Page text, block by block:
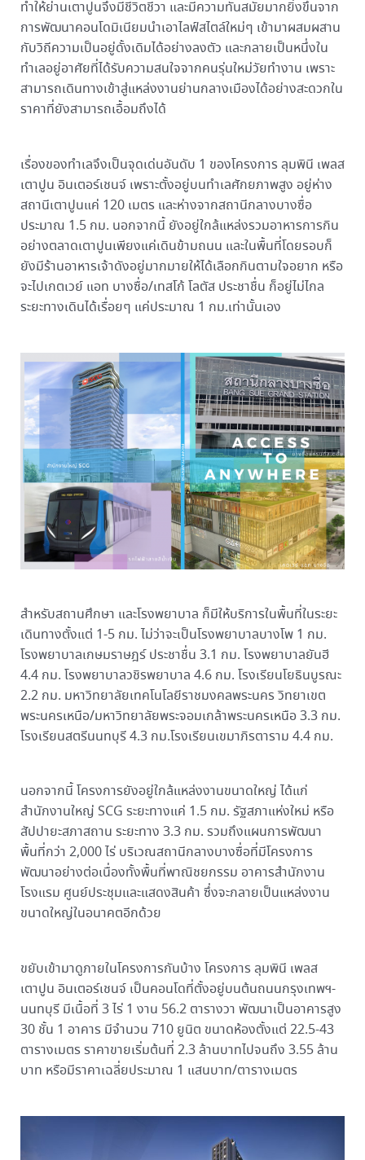
ทำให้ย่านเตาปูนจึงมีชีวิตชีวา และมีความทันสมัยมากยิ่งขึ้นจาก
การพัฒนาคอนโดมิเนียมนำเอาไลฟ์สไตล์ใหม่ๆ เข้ามาผสมผสาน
กับวิถีความเป็นอยู่ดั้งเดิมได้อย่างลงตัว และกลายเป็นหนึ่งใน
ทำเลอยู่อาศัยที่ได้รับความสนใจจากคนรุ่นใหม่วัยทำงาน เพราะ
สามารถเดินทางเข้าสู่แหล่งงานย่านกลางเมืองได้อย่างสะดวกใน
ราคาที่ยังสามารถเอื้อมถึงได้
เรื่องของทำเลจึงเป็นจุดเด่นอันดับ 1 ของโครงการ ลุมพินี เพลส
เตาปูน อินเตอร์เชนจ์ เพราะตั้งอยู่บนทำเลศักยภาพสูง อยู่ห่าง
สถานีเตาปูนแค่ 120 เมตร และห่างจากสถานีกลางบางซื่อ
ประมาณ 1.5 กม. นอกจากนี้ ยังอยู่ใกล้แหล่งรวมอาหารการกิน
อย่างตลาดเตาปูนเพียงแค่เดินข้ามถนน และในพื้นที่โดยรอบก็
ยังมีร้านอาหารเจ้าดังอยู่มากมายให้ได้เลือกกินตามใจอยาก หรือ
จะไปเกตเวย์ แอท บางซื่อ/เทสโก้ โลตัส ประชาชื่น ก็อยู่ไม่ไกล
ระยะทางเดินได้เรื่อยๆ แค่ประมาณ 1 กม.เท่านั้นเอง
สำหรับสถานศึกษา และโรงพยาบาล ก็มีให้บริการในพื้นที่ในระยะ
เดินทางตั้งแต่ 1-5 กม. ไม่ว่าจะเป็นโรงพยาบาลบางโพ 1 กม.
โรงพยาบาลเกษมราษฎร์ ประชาชื่น 3.1 กม. โรงพยาบาลยันฮี
4.4 กม. โรงพยาบาลวชิรพยาบาล 4.6 กม. โรงเรียนโยธินบูรณะ
2.2 กม. มหาวิทยาลัยเทคโนโลยีราชมงคลพระนคร วิทยาเขต
พระนครเหนือ/มหาวิทยาลัยพระจอมเกล้าพระนครเหนือ 3.3 กม.
โรงเรียนสตรีนนทบุรี 4.3 กม.โรงเรียนเขมาภิรตาราม 4.4 กม.
นอกจากนี้ โครงการยังอยู่ใกล้แหล่งงานขนาดใหญ่ ได้แก่
สำนักงานใหญ่ SCG ระยะทางแค่ 1.5 กม. รัฐสภาแห่งใหม่ หรือ
สัปปายะสภาสถาน ระยะทาง 3.3 กม. รวมถึงแผนการพัฒนา
พื้นที่กว่า 2,000 ไร่ บริเวณสถานีกลางบางซื่อที่มีโครงการ
พัฒนาอย่างต่อเนื่องทั้งพื้นที่พาณิชยกรรม อาคารสำนักงาน
โรงแรม ศูนย์ประชุมและแสดงสินค้า ซึ่งจะกลายเป็นแหล่งงาน
ขนาดใหญ่ในอนาคตอีกด้วย
ขยับเข้ามาดูภายในโครงการกันบ้าง โครงการ ลุมพินี เพลส
เตาปูน อินเตอร์เชนจ์ เป็นคอนโดที่ตั้งอยู่บนต้นถนนกรุงเทพฯ-
นนทบุรี มีเนื้อที่ 3 ไร่ 1 งาน 56.2 ตารางวา พัฒนาเป็นอาคารสูง
30 ชั้น 1 อาคาร มีจำนวน 710 ยูนิต ขนาดห้องตั้งแต่ 22.5-43
ตารางเมตร ราคาขายเริ่มต้นที่ 2.3 ล้านบาทไปจนถึง 3.55 ล้าน
บาท หรือมีราคาเฉลี่ยประมาณ 1 แสนบาท/ตารางเมตร